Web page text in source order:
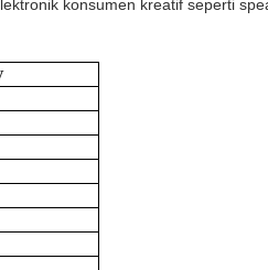
konsumen kreatif seperti